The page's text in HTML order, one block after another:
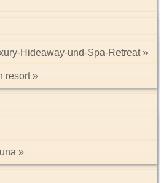
Hideaway-und-Spa-Retreat
resort